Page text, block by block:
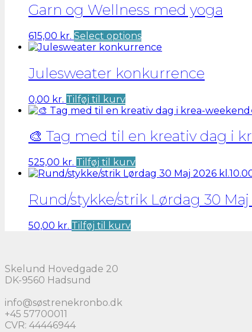
Garn og Wellness med yoga
615,00 kr. Select options
Julesweater konkurrence
0,00 kr. Tilføj til kurv
🎨 Tag med til en kreativ dag i
525,00 kr. Tilføj til kurv
Rund/stykke/strik Lørdag 30 Maj
50,00 kr. Tilføj til kurv
Skelund Hovedgade 20
DK-9560 Hadsund
info@søstrenekronbo.dk
+45 57700011
CVR: 44446944